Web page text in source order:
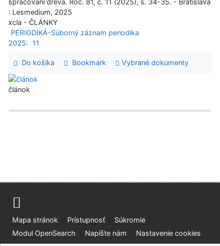
spracovaní dreva. Roč. 81, č. 11 (2025), s. 34-35. - Bratislava
: Lesmedium, 2025
xcla - ČLÁNKY
PERIODIKÁ-Súborný záznam periodika
2025:
11
Do košíka Bookmark Vybrané dokumenty
článok
Mapa stránok Prístupnosť
Súkromie
Modul OpenSearch
Napíšte nám Nastavenie cookies